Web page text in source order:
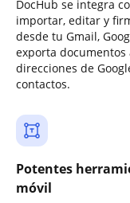
DocHub se integra
importar, editar y
desde tu Gmail,
exporta
direcciones de
contactos.
Potentes
móvil